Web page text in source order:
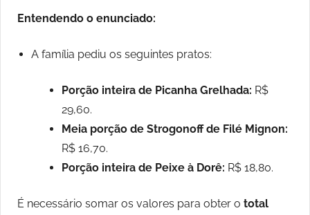
Entendendo o enunciado:
A família pediu os seguintes pratos:
Porção inteira de Picanha Grelhada: R$
29,60.
Meia porção de Strogonoff de Filé Mignon:
R$ 16,70.
Porção inteira de Peixe à Dorê: R$ 18,80.
É necessário somar os valores para obter o total